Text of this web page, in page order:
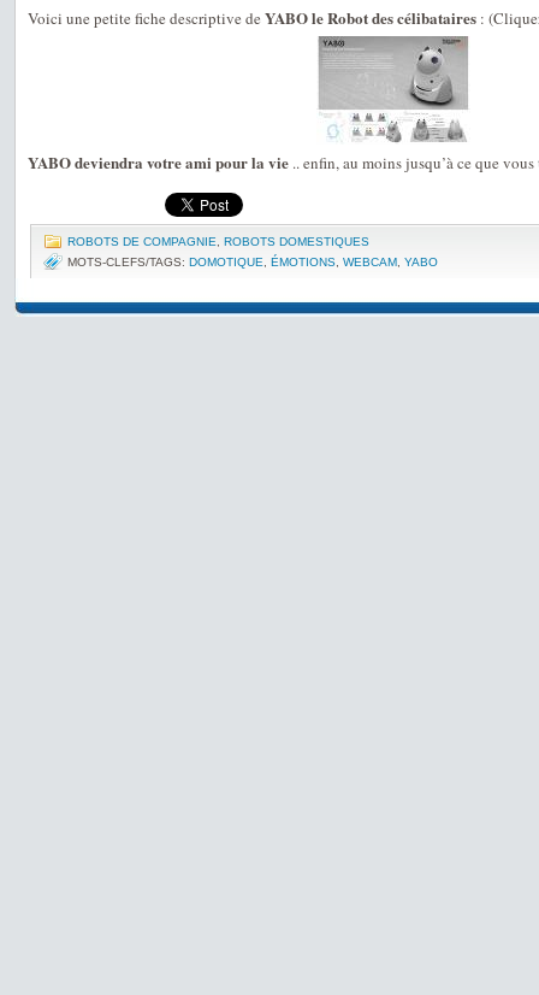
Voici une petite fiche descriptive de YABO le Robot des célibataires :
YABO deviendra votre ami pour la vie .. enfin, au moins jusqu’à ce que
ROBOTS DE COMPAGNIE
ROBOTS DOMESTIQUES
MOTS-CLEFS/TAGS: DOMOTIQUE ÉMOTIONS WEBCAM YABO